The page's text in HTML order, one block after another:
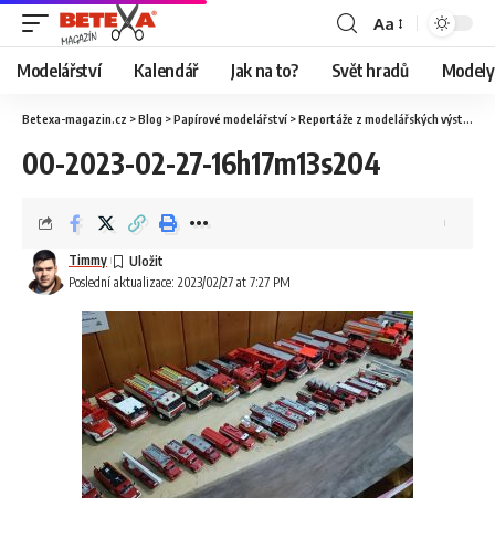
Aa
Modelářství Kalendář Jak na to? Svět hradů
Betexa-magazin.cz >Blog >Papírové modelářství >Reportáže z modelářských výstav
00-2023-02-27-16h17m13s204
Poslední aktualizace: 2023/02/27 at 7:27 PM
Timmy